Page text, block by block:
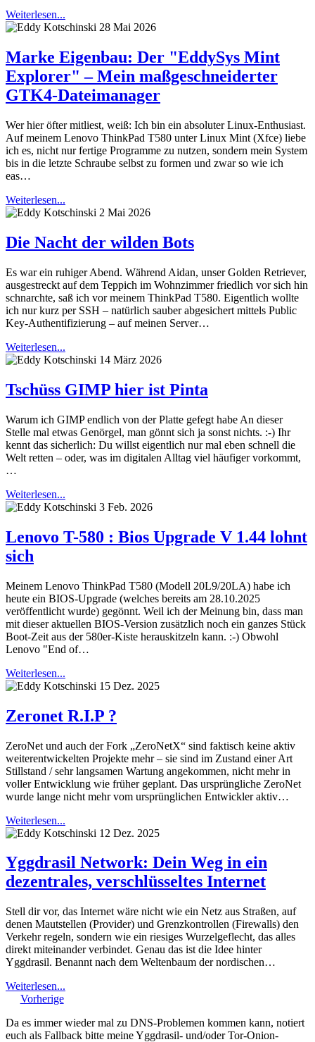
Weiterlesen...
28 Mai 2026
Marke Eigenbau: Der "EddySys Mint
Explorer" – Mein maßgeschneiderter
GTK4-Dateimanager
Wer hier öfter mitliest, weiß: Ich bin ein absoluter Linux-Enthusiast.
Auf meinem Lenovo ThinkPad T580 unter Linux Mint (Xfce) liebe
ich es, nicht nur fertige Programme zu nutzen, sondern mein System
bis in die letzte Schraube selbst zu formen und zwar so wie ich
eas…
Weiterlesen...
2 Mai 2026
Die Nacht der wilden Bots
Es war ein ruhiger Abend. Während Aidan, unser Golden Retriever,
ausgestreckt auf dem Teppich im Wohnzimmer friedlich vor sich hin
schnarchte, saß ich vor meinem ThinkPad T580. Eigentlich wollte
ich nur kurz per SSH – natürlich sauber abgesichert mittels Public
Key-Authentifizierung – auf meinen Server…
Weiterlesen...
14 März 2026
Tschüss GIMP hier ist Pinta
Warum ich GIMP endlich von der Platte gefegt habe An dieser
Stelle mal etwas Genörgel, man gönnt sich ja sonst nichts. :-) Ihr
kennt das sicherlich: Du willst eigentlich nur mal eben schnell die
Welt retten – oder, was im digitalen Alltag viel häufiger vorkommt,
…
Weiterlesen...
3 Feb. 2026
Lenovo T-580 : Bios Upgrade V 1.44 lohnt
sich
Meinem Lenovo ThinkPad T580 (Modell 20L9/20LA) habe ich
heute ein BIOS-Upgrade (welches bereits am 28.10.2025
veröffentlicht wurde) gegönnt. Weil ich der Meinung bin, dass man
mit dieser aktuellen BIOS-Version zusätzlich noch ein ganzes Stück
Boot-Zeit aus der 580er-Kiste herauskitzeln kann. :-) Obwohl
Lenovo "End of…
Weiterlesen...
15 Dez. 2025
Zeronet R.I.P ?
ZeroNet und auch der Fork „ZeroNetX“ sind faktisch keine aktiv
weiterentwickelten Projekte mehr – sie sind im Zustand einer Art
Stillstand / sehr langsamen Wartung angekommen, nicht mehr in
voller Entwicklung wie früher geplant. Das ursprüngliche ZeroNet
wurde lange nicht mehr vom ursprünglichen Entwickler aktiv…
Weiterlesen...
12 Dez. 2025
Yggdrasil Network: Dein Weg in ein
dezentrales, verschlüsseltes Internet
Stell dir vor, das Internet wäre nicht wie ein Netz aus Straßen, auf
denen Mautstellen (Provider) und Grenzkontrollen (Firewalls) den
Verkehr regeln, sondern wie ein riesiges Wurzelgeflecht, das alles
direkt miteinander verbindet. Genau das ist die Idee hinter
Yggdrasil. Benannt nach dem Weltenbaum der nordischen…
Weiterlesen...
Vorherige
Da es immer wieder mal zu DNS-Problemen kommen kann, notiert
euch als Fallback bitte meine Yggdrasil- und/oder Tor-Onion-